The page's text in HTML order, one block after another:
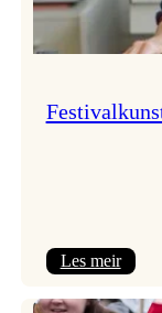
Les meir: